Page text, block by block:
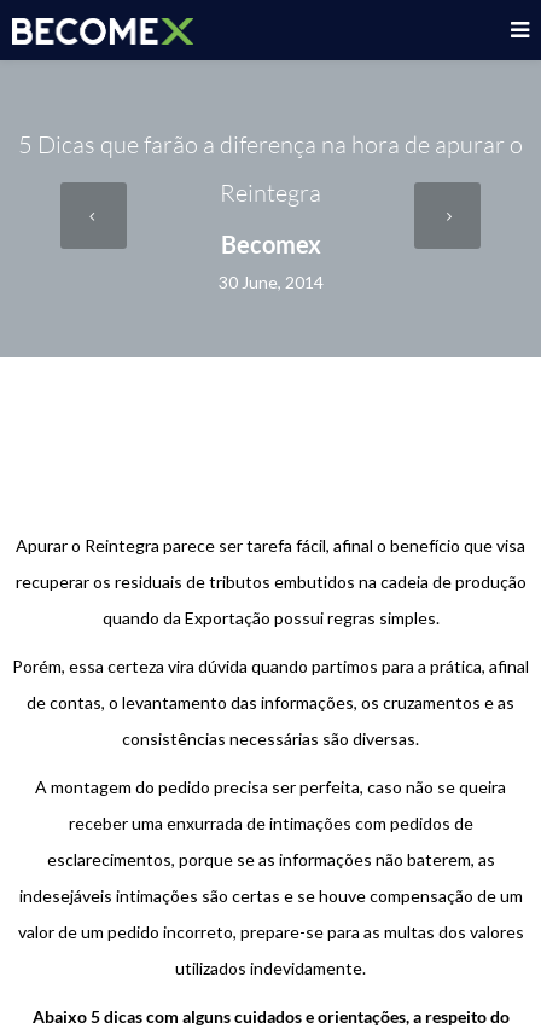
5 Dicas que farão a diferença na hora de apurar o
Reintegra
Becomex
30 June, 2014
Apurar o Reintegra parece ser tarefa fácil, afinal o benefício que visa
recuperar os residuais de tributos embutidos na cadeia de produção
quando da Exportação possui regras simples.
Porém, essa certeza vira dúvida quando partimos para a prática, afinal
de contas, o levantamento das informações, os cruzamentos e as
consistências necessárias são diversas.
A montagem do pedido precisa ser perfeita, caso não se queira
receber uma enxurrada de intimações com pedidos de
esclarecimentos, porque se as informações não baterem, as
indesejáveis intimações são certas e se houve compensação de um
valor de um pedido incorreto, prepare-se para as multas dos valores
utilizados indevidamente.
Abaixo 5 dicas com alguns cuidados e orientações, a respeito do